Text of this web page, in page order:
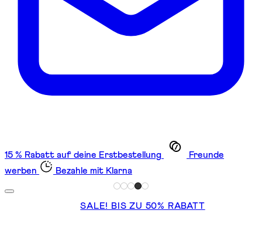
15 % Rabatt auf deine Erstbestellung
Freunde
werben
Bezahle mit Klarna
SALE! BIS ZU 50% RABATT